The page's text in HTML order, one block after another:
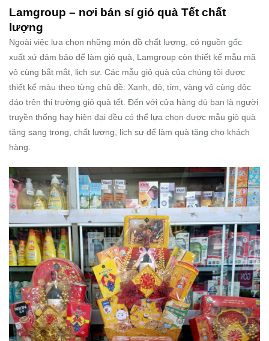
Lamgroup – nơi bán sỉ giỏ quà Tết chất
lượng
Ngoài việc lựa chọn những món đồ chất lượng, có nguồn gốc
xuất xứ đảm bảo để làm giỏ quà, Lamgroup còn thiết kế mẫu mã
vô cùng bắt mắt, lịch sự. Các mẫu giỏ quà của chúng tôi được
thiết kế màu theo từng chủ đề: Xanh, đỏ, tím, vàng vô cùng độc
đáo trên thị trường giỏ quà tết. Đến với cửa hàng dù bạn là người
truyền thống hay hiện đại đều có thể lựa chọn được mẫu giỏ quà
tặng sang trọng, chất lượng, lịch sự để làm quà tặng cho khách
hàng.